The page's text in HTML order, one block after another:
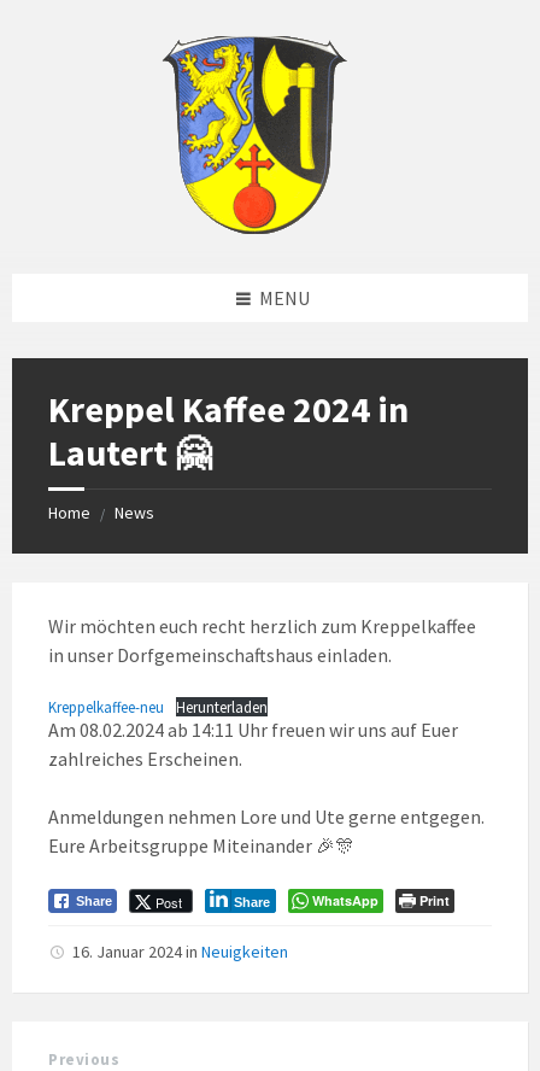
MENU
Kreppel Kaffee 2024 in
Lautert 🤗
Home / News
Wir möchten euch recht herzlich zum Kreppelkaffee
in unser Dorfgemeinschaftshaus einladen.
Kreppelkaffee-neu Herunterladen
Am 08.02.2024 ab 14:11 Uhr freuen wir uns auf Euer
zahlreiches Erscheinen.
Anmeldungen nehmen Lore und Ute gerne entgegen.
Eure Arbeitsgruppe Miteinander 🎉🎊
Share Post Share WhatsApp Print
16. Januar 2024in Neuigkeiten
Previous